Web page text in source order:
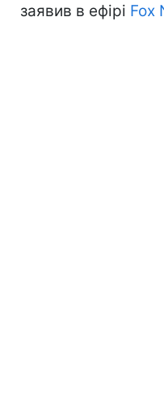
заявив в ефірі Fox